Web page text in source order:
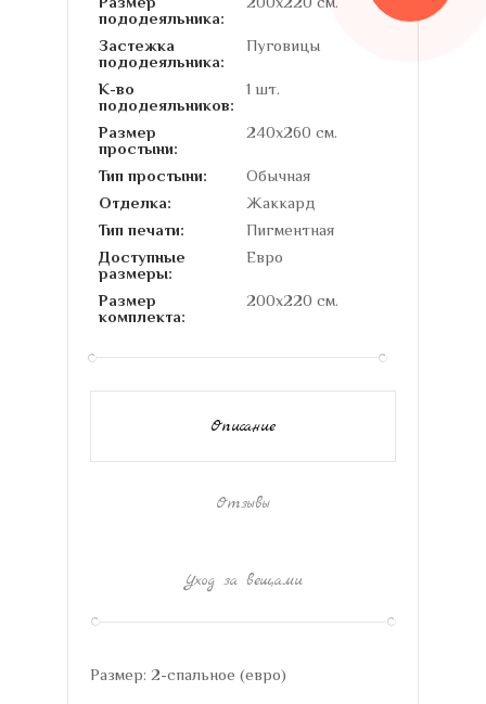
пододеяльника:
Застежка
пододеяльника:
Пуговицы
К-во
пододеяльников:
1 шт.
Размер
простыни:
240х260 см.
Тип простыни:
Обычная
Отделка:
Жаккард
Тип печати:
Пигментная
Доступные
размеры:
Евро
Размер
комплекта:
200х220 см.
Описание
Отзывы
Уход за вещами
Размер: 2-спальное (евро)